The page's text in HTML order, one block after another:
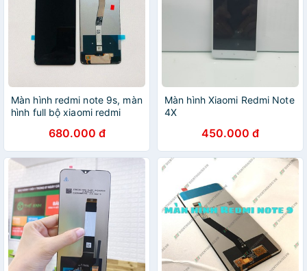
Màn hình redmi note 9s, màn
hình full bộ xiaomi redmi
680.000 đ
Màn hình Xiaomi Redmi Note
4X
450.000 đ